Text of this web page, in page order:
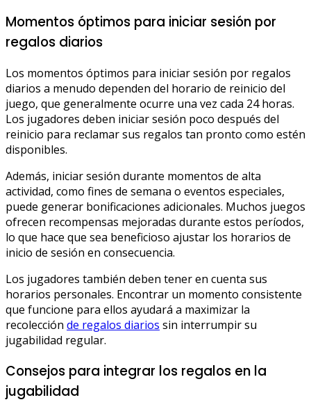
Momentos óptimos para iniciar sesión por
regalos diarios
Los momentos óptimos para iniciar sesión por regalos
diarios a menudo dependen del horario de reinicio del
juego, que generalmente ocurre una vez cada 24 horas.
Los jugadores deben iniciar sesión poco después del
reinicio para reclamar sus regalos tan pronto como estén
disponibles.
Además, iniciar sesión durante momentos de alta
actividad, como fines de semana o eventos especiales,
puede generar bonificaciones adicionales. Muchos juegos
ofrecen recompensas mejoradas durante estos períodos,
lo que hace que sea beneficioso ajustar los horarios de
inicio de sesión en consecuencia.
Los jugadores también deben tener en cuenta sus
horarios personales. Encontrar un momento consistente
que funcione para ellos ayudará a maximizar la
recolección de regalos diarios sin interrumpir su
jugabilidad regular.
Consejos para integrar los regalos en la
jugabilidad